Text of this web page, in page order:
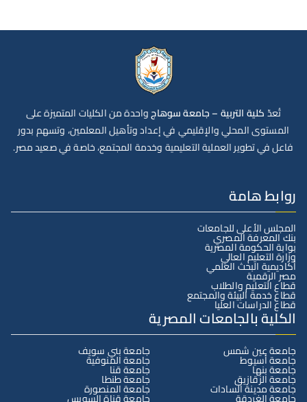
تُعدّكلية التربية – جامعة سوهاجواحدة من الكليات المتميزة على
المستوى المحلي والإقليمي في إعداد وتأهيل المعلمين، وتسهم بدور
فاعل في تطوير العملية التعليمية وخدمة المجتمع، خاصة في صعيد مصر.
روابط هامة
المجلس الأعلى للجامعات
بنك المعرفة المصري
بوابة الحكومة المصرية
وزارة التعليم العالي
أكاديمية البحث العلمي
مصر الرقمية
قطاع التعليم والطلاب
قطاع خدمة البيئة والمجتمع
قطاع الدراسات العليا
الكلية بالجامعات المصرية
جامعة عين شمس
جامعة أسيوط
جامعة بنها
جامعة الزقازيق
جامعة مدينة السادات
جامعة بني سويف
جامعة المنوفية
جامعة قنا
جامعة طنطا
جامعة المنصورة